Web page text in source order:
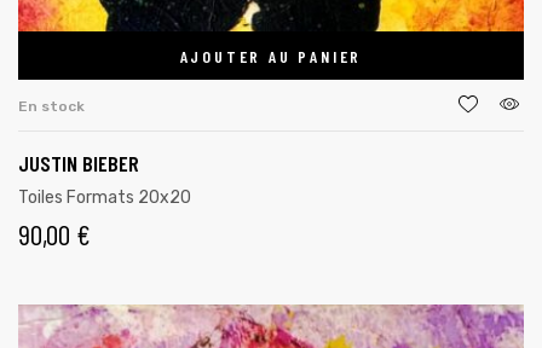
AJOUTER AU PANIER
En stock
JUSTIN BIEBER
Toiles Formats 20x20
90,00 €